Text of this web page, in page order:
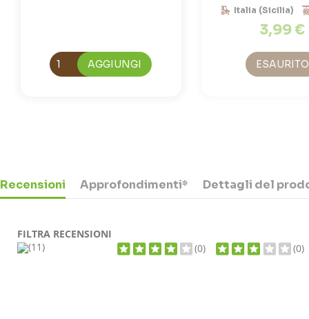
AGGIUNGI
Italia (Sicilia)
3,99 €
ESAURITO
Recensioni Approfondimenti* Dettagli del
FILTRA RECENSIONI
(11)
(0) (0)